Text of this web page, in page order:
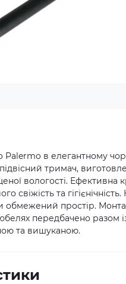
Palermo в елегантному
тримач,
вологості.
свіжість та
обмежений простір.
передбачено разом
та вишуканою.